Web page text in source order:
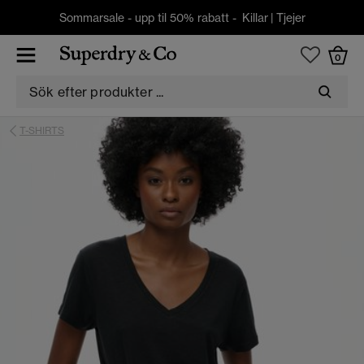
Sommarsale - upp til 50% rabatt - Killar| Tjejer
0
T-SHIRTS